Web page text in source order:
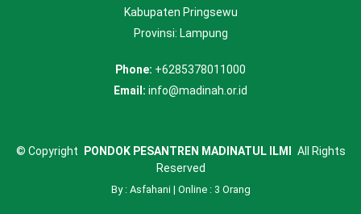
Kabupaten Pringsewu
Provinsi: Lampung
Phone: +6285378011000
Email: info@madinah.or.id
© Copyright PONDOK PESANTREN MADINATUL ILMI
All Rights
Reserved
By : Asfahani | Online : 3 Orang